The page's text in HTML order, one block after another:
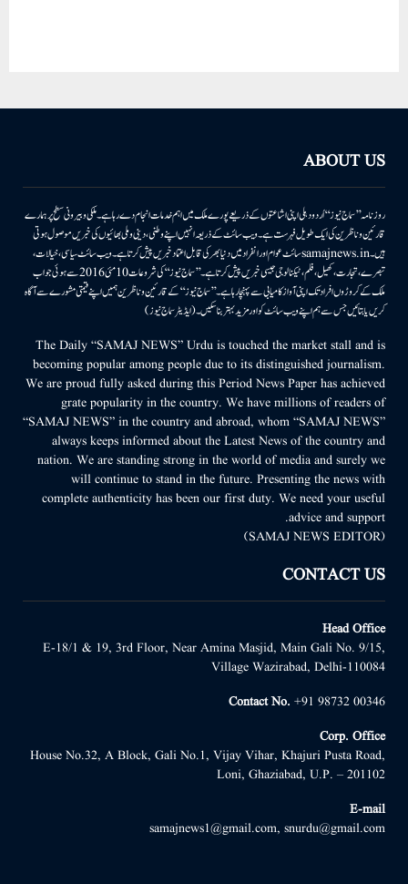
ABOUT US
روزنامہ ’’سماج نیوز‘‘ اُردو دہلی اپنی اشاعتوں کے ذریعے پورے ملک میں اہم خدمات انجام دے رہا ہے۔ ملکی وبیرونی سطح پر ہمارے
قارئین وناظرین کی ایک طویل فہرست ہے۔ ویب سائٹ کے ذریعہ انہیں اپنے وطنی، دینی وملی بھائیوں کی خبریں موصول ہوتی
ہیں۔samajnews.inسائٹ عوام اور انفراد میں دنیا بھر کی قابل اعتماد خبریں پیش کرتا ہے۔ ویب سائٹ سیاسی، خیالات،
تبصرے، تجارت، کھیل، فلم، ٹیکنالوجی جیسی خبریں پیش کرتا ہے۔ ’’سماج نیوز‘‘ کی شروعات 10مئی 2016 سے ہوئی جو اب
ملک کے کروڑوں افراد تک اپنی آواز کامیابی سے پہنچا رہا ہے۔ ’’سماج نیوز‘‘ کے قارئین وناظرین ہمیں اپنے قیمتی مشورے سے آگاہ
کریں یا بتائیں جس سے ہم اپنے ویب سائٹ کو اور مزید بہتر بناسکیں۔ (ایڈیٹر سماج نیوز)
The Daily “SAMAJ NEWS” Urdu is touched the market stall and is
becoming popular among people due to its distinguished journalism.
We are proud fully asked during this Period News Paper has achieved
grate popularity in the country. We have millions of readers of
“SAMAJ NEWS” in the country and abroad, whom “SAMAJ NEWS”
always keeps informed about the Latest News of the country and
nation. We are standing strong in the world of media and surely we
will continue to stand in the future. Presenting the news with
complete authenticity has been our first duty. We need your useful
advice and support.
(SAMAJ NEWS EDITOR)
CONTACT US
Head Office
E-18/1 & 19, 3rd Floor, Near Amina Masjid, Main Gali No. 9/15,
Village Wazirabad, Delhi-110084
Contact No. +91 98732 00346
Corp. Office
House No.32, A Block, Gali No.1, Vijay Vihar, Khajuri Pusta Road,
Loni, Ghaziabad, U.P. – 201102
E-mail
samajnews1@gmail.com, snurdu@gmail.com